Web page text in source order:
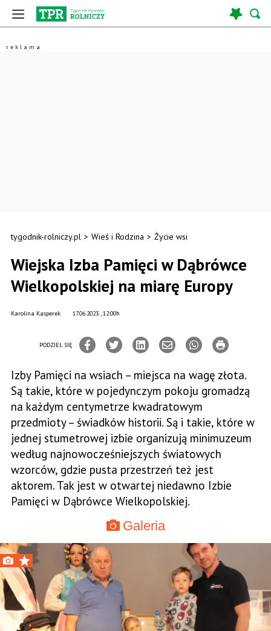
tygodnik-rolniczy.pl > Wieś i Rodzina > Życie wsi
Wiejska Izba Pamięci w Dąbrówce
Wielkopolskiej na miarę Europy
17.06.2023., 12:00h
Karolina Kasperek
PODZIEL SIĘ
Izby Pamięci na wsiach – miejsca na wagę złota.
Są takie, które w pojedynczym pokoju gromadzą
na każdym centymetrze kwadratowym
przedmioty – świadków historii. Są i takie, które w
jednej stumetrowej izbie organizują minimuzeum
według najnowocześniejszych światowych
wzorców, gdzie pusta przestrzeń też jest
aktorem. Tak jest w otwartej niedawno Izbie
Pamięci w Dąbrówce Wielkopolskiej.
Galeria